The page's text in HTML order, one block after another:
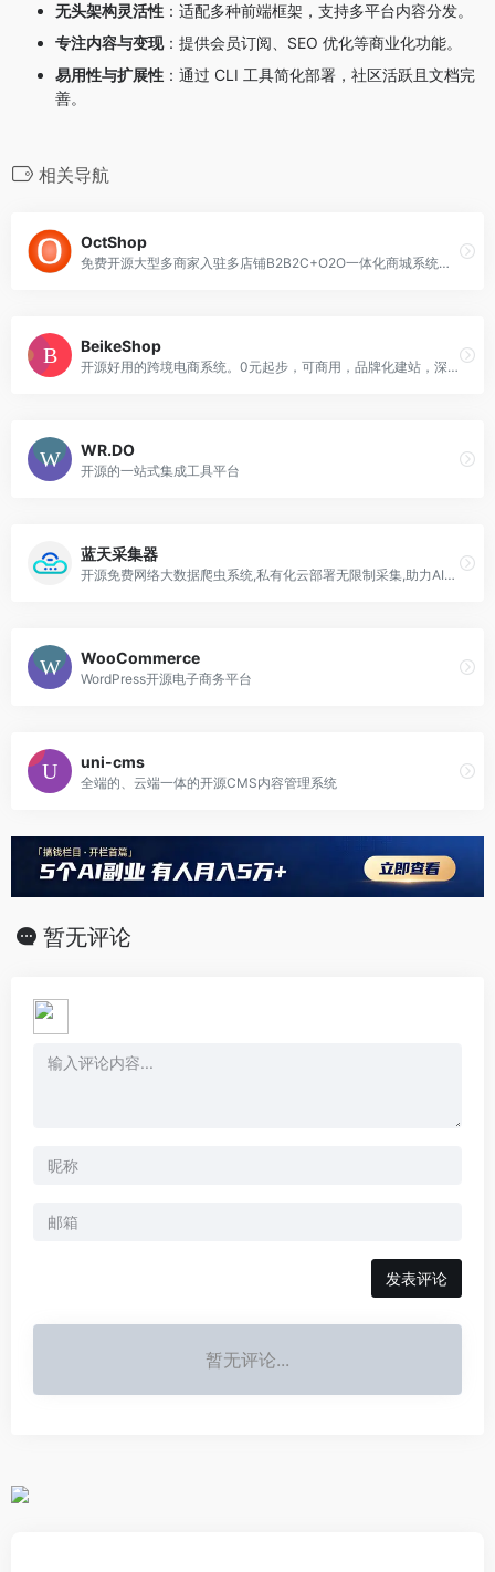
无头架构灵活性 ：适配多种前端框架，支持多平台内容分发。
专注内容与变现：提供会员订阅、SEO 优化等商业化功能。
易用性与扩展性 ：通过 CLI 工具简化部署，社区活跃且文档完
善。
相关导航
OctShop
免费开源大型多商家入驻多店铺B2B2C+O2O一体化商城系统、积分商城系统。
BeikeShop
开源好用的跨境电商系统。0元起步，可商用，品牌化建站，深受独立站卖家喜爱
WR.DO
开源的一站式集成工具平台
蓝天采集器
开源免费网络大数据爬虫系统,私有化云部署无限制采集,助力AIGC,合规数据交易
WooCommerce
WordPress开源电子商务平台
uni-cms
全端的、云端一体的开源CMS内容管理系统
暂无评论
发表评论
暂无评论...